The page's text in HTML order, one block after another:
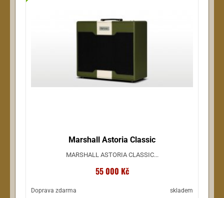
Marshall Astoria Classic
MARSHALL ASTORIA CLASSIC...
55 000 Kč
Doprava zdarma skladem